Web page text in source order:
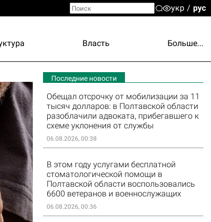
укр рус
Власть Больше...
Последние новости
Обещал отсрочку от мобилизации за 11
тысяч долларов: в Полтавской области
разоблачили адвоката, прибегавшего к
схеме уклонения от службы
06.08.2026, 00:38
В этом году услугами бесплатной
стоматологической помощи в
Полтавской области воспользовались
6600 ветеранов и военнослужащих
06.08.2026, 00:36